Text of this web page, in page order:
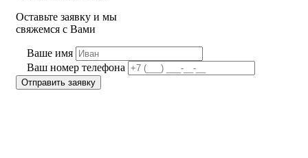
Оставьте заявку и мы
свяжемся с Вами
Ваше имя
Ваш номер телефона